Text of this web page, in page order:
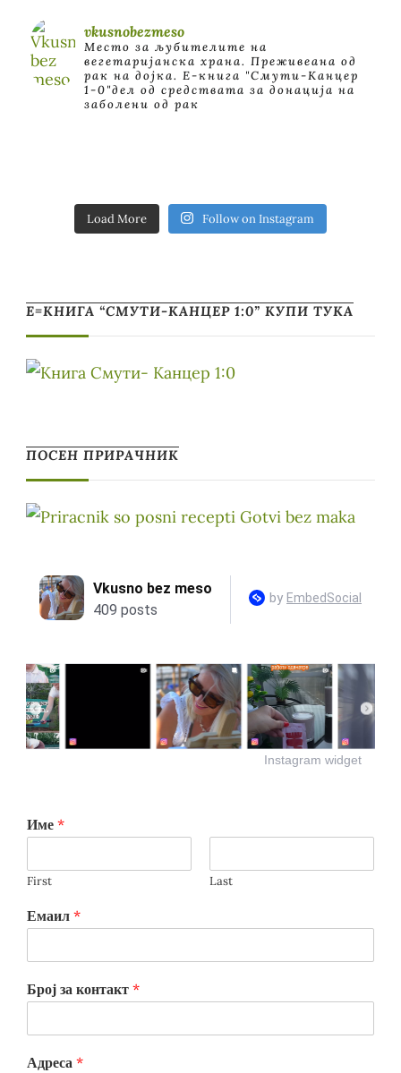
vkusnobezmeso
Место за љубителите на
вегетаријанска храна. Преживеана од
рак на дојка. E-книга "Смути-Канцер
1-0"дел од средствата за донација на
заболени од рак
Load More Follow on Instagram
Е=КНИГА “СМУТИ-КАНЦЕР 1:0” КУПИ ТУКА
ПОСЕН ПРИРАЧНИК
Instagram widget
Име *
First Last
Емаил *
Број за контакт *
Адреса *